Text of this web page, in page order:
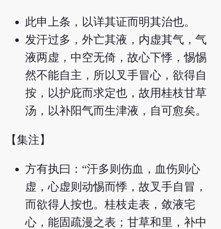
此申上条，以详其证而明其治也。
发汗过多，外亡其液，内虚其气，气
液两虚，中空无倚，故心下悸，惕惕
然不能自主，所以叉手冒心，欲得自
按，以护庇而求定也，故用桂枝甘草
汤，以补阳气而生津液，自可愈矣。
【集注】
方有执曰：“汗多则伤血，血伤则心
虚，心虚则动惕而悸，故叉手自冒，
而欲得人按也。桂枝走表，敛液宅
心，能固疏漫之表；甘草和里，补中